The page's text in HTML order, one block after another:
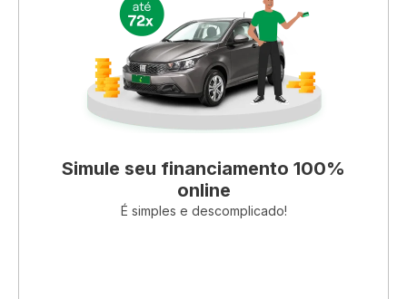
Simule seu financiamento 100%
online
É simples e descomplicado!